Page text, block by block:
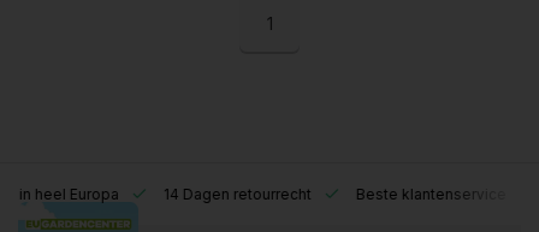
1
Europa 14 Dagen retourrecht Beste klantenservice